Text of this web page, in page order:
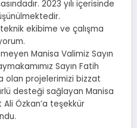
2023 yılı içerisinde
ekibime ve çalışma
Manisa Valimiz Sayın
Sayın Fatih
olan projelerimizi bizzat
desteği sağlayan Manisa
Özkan’a teşekkür